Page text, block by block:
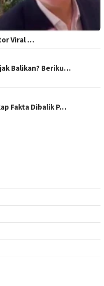
Viral …
Balikan? Beriku…
Fakta Dibalik P…